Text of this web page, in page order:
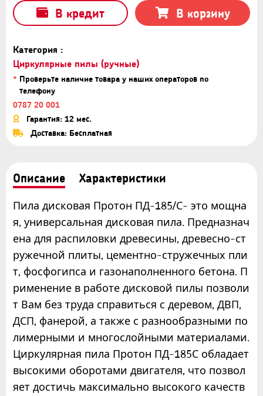
Категория :
Циркулярные пилы (ручные)
* Проверьте наличие товара у наших операторов по
телефону
0787 20 001
Гарантия: 12 мес.
Доставка: Бесплатная
В кредит В корзину
Описание Характеристики
Пила дисковая Протон ПД-185/С- это мощна
я, универсальная дисковая пила. Предназнач
ена для распиловки древесины, древесно-ст
ружечной плиты, цементно-стружечных пли
т, фосфогипса и газонаполненного бетона. П
рименение в работе дисковой пилы позволи
т Вам без труда справиться с деревом, ДВП,
ДСП, фанерой, а также с разнообразными по
лимерными и многослойными материалами.
Циркулярная пила Протон ПД-185С обладает
высокими оборотами двигателя, что позвол
яет достичь максимально высокого качеств